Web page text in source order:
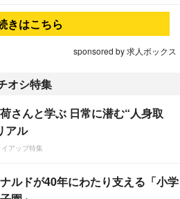
きはこちら
sponsored by 求人ボックス
オシ特集
さんと学ぶ 日常に潜む“人身取
アル
アップ特集
ルドが40年にわたり支える「小学